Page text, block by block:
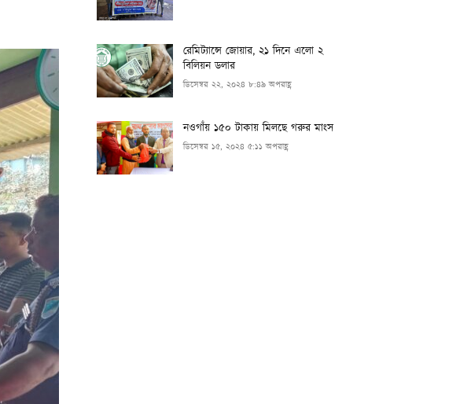
রেমিট্যান্সে জোয়ার, ২১ দিনে এলো ২
বিলিয়ন ডলার
ডিসেম্বর ২২, ২০২৪ ৮:৪৯ অপরাহ্ণ
নওগাঁয় ১৫০ টাকায় মিলছে গরুর মাংস
ডিসেম্বর ১৫, ২০২৪ ৫:১১ অপরাহ্ণ